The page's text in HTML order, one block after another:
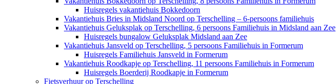
Huisregels vakantiehuis Bokkedoorn
Vakantiehuis Bries in Midsland Noord op Terschelling – 6-persoons familiehuis
Vakantiehuis Geluksplak op Terschelling, 6 persoons Familiehuis in Midsland aan Zee
Huisregels bungalow Geluksplak Midsland aan Zee
Vakantiehuis Jansveld op Terschelling, 5 persoons Familiehuis in Formerum
Huisregels Familiehuis Jansveld in Formerum
Vakantiehuis Roodkapje op Terschelling, 11 persoons Familiehuis in Formerum
Huisregels Boerderij Roodkapje in Formerum
Fietsverhuur op Terschelling